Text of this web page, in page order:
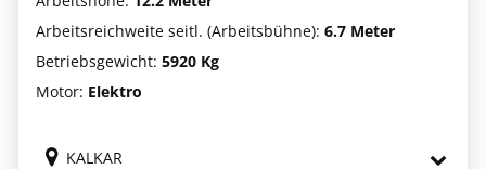
Arbeitsreichweite seitl. (Arbeitsbühne): 6.7 Meter
Betriebsgewicht: 5920 Kg
Motor: Elektro
KALKAR